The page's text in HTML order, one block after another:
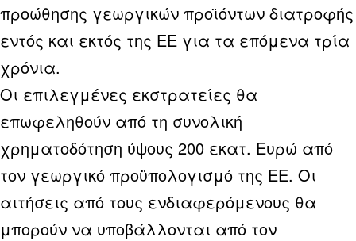
προώθησης γεωργικών προϊόντων διατροφής
εντός και εκτός της ΕΕ για τα επόμενα τρία
χρόνια.
Οι επιλεγμένες εκστρατείες θα
επωφεληθούν από τη συνολική
χρηματοδότηση ύψους 200 εκατ. Ευρώ από
τον γεωργικό προϋπολογισμό της ΕΕ. Οι
αιτήσεις από τους ενδιαφερόμενους θα
μπορούν να υποβάλλονται από τον